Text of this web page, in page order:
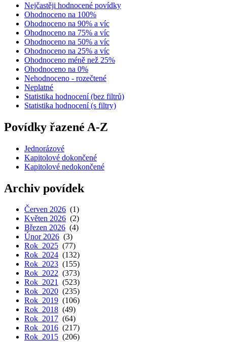
Nejčastěji hodnocené povídky
Ohodnoceno na 100%
Ohodnoceno na 90% a víc
Ohodnoceno na 75% a víc
Ohodnoceno na 50% a víc
Ohodnoceno na 25% a víc
Ohodnoceno méně než 25%
Ohodnoceno na 0%
Nehodnoceno - rozečtené
Neplatné
Statistika hodnocení (bez filtrů)
Statistika hodnocení (s filtry)
Povídky řazené A-Z
Jednorázové
Kapitolové dokončené
Kapitolové nedokončené
Archiv povídek
Červen 2026 (1)
Květen 2026 (2)
Březen 2026 (4)
Únor 2026 (3)
Rok 2025 (77)
Rok 2024 (132)
Rok 2023 (155)
Rok 2022 (373)
Rok 2021 (523)
Rok 2020 (235)
Rok 2019 (106)
Rok 2018 (49)
Rok 2017 (64)
Rok 2016 (217)
Rok 2015 (206)